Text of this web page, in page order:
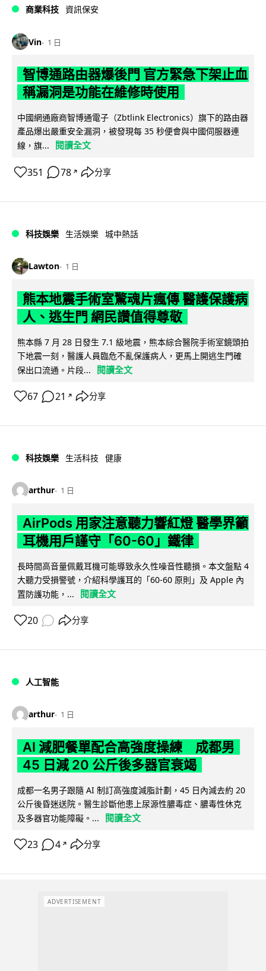
商業科技 資訊保安
Vin 1 日
智博通路由器爆後門 官方緊急下架止血
稱漏洞是功能在維修時使用
中國網通廠商智博通電子（Zbtlink Electronics）旗下的路由器
產品爆出嚴重安全漏洞，被發現每 35 秒便會與中國伺服器連
線，旗...
閱讀全文
351 78 ↗ 分享
科技娛樂 生活娛樂 城中熱話
Lawton 1 日
熊本地震手術室驚魂片瘋傳 醫護保護病
人、逃生門 網民讚值得尊敬
熊本縣 7 月 28 日發生 7.1 級地震，熊本綜合醫院手術室鏡頭拍
下地震一刻，醫護人員臨危不亂保護病人，更馬上開逃生門確
保出口流通。片段...
閱讀全文
67 21 ↗ 分享
科技娛樂 生活科技 健康
arthur 1 日
AirPods 用家注意聽力響紅燈 醫學界籲
耳機用戶謹守「60-60」鐵律
長時間高音量佩戴耳機可能導致永久性噪音性聽損。本文盤點 4
大聽力受損警號，介紹科學護耳的「60-60 原則」及 Apple 內
置防護功能，...
閱讀全文
20 分享
人工智能
arthur 1 日
AI 減肥餐單配合高強度操練 成都男
45 日減 20 公斤後多器官衰竭
成都一名男子跟隨 AI 制訂高強度減脂計劃，45 日內減去約 20
公斤後昏迷送院。醫生診斷他患上尿源性膿毒症、膿毒性休克
及多器官功能障礙。...
閱讀全文
23 4 ↗ 分享
ADVERTISEMENT